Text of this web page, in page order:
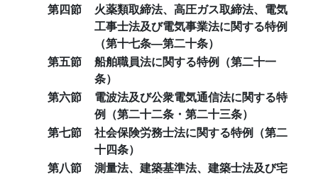
第四節
火薬類取締法、高圧ガス取締法、電気
工事士法及び電気事業法に関する特例
（第十七条―第二十条）
第五節
船舶職員法に関する特例（第二十一
条）
第六節
電波法及び公衆電気通信法に関する特
例（第二十二条・第二十三条）
第七節
社会保険労務士法に関する特例（第二
十四条）
第八節
測量法、建築基準法、建築士法及び宅